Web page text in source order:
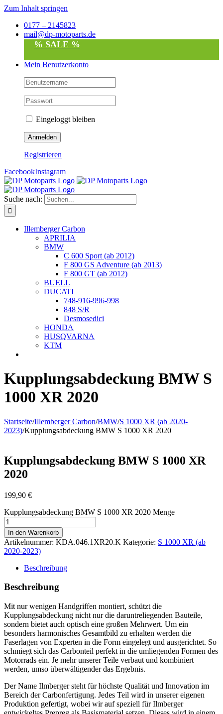
Zum Inhalt springen
0177 – 2145823
mail@dp-motoparts.de
% SALE %
Mein Benutzerkonto
Eingeloggt bleiben
Registrieren
FacebookInstagram
Suche nach:
Illemberger Carbon
APRILIA
BMW
C 600 Sport (ab 2012)
F 800 GS Adventure (ab 2013)
F 800 GT (ab 2012)
BUELL
DUCATI
748-916-996-998
848 S/R
Desmosedici
HONDA
HUSQVARNA
KTM
Kupplungsabdeckung BMW S
1000 XR 2020
Startseite/Illemberger Carbon/BMW/S 1000 XR (ab 2020-
2023)/Kupplungsabdeckung BMW S 1000 XR 2020
Kupplungsabdeckung BMW S 1000 XR
2020
199,90 €
Kupplungsabdeckung BMW S 1000 XR 2020 Menge
In den Warenkorb
Artikelnummer: KDA.046.1XR20.K Kategorie: S 1000 XR (ab
2020-2023)
Beschreibung
Beschreibung
Mit nur wenigen Handgriffen montiert, schützt die
Kupplungsabdeckung nicht nur die daruntreliegenden Bauteile,
sondern bietet auch optisch eine großen Mehrwert. Um ein
besonders harmonisches Gesamtbild zu erhalten werden die
Faserlagen von Experten in die Form eingelegt und ausgerichtet. So
schmiegt sich das Carbonteil perfekt in die umliegenden Formen des
Motorrads ein. Je mehr unserer Teile verbaut und kombiniert
werden, umso überwältigender das Ergebnis.
Der Name Ilmberger steht für höchste Qualität und Innovation im
Bereich der Carbonfertigung. Jedes Teil wird in unserer eigenen
Produktion gefertigt, wobei wir auf speziell für Ilmberger